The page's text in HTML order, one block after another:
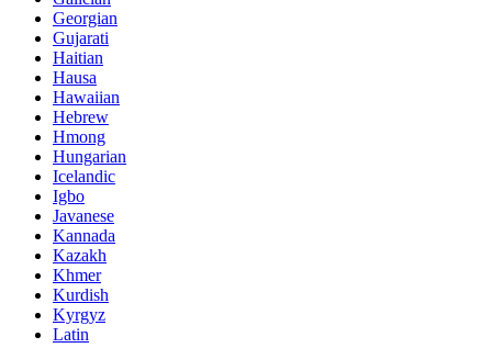
Georgian
Gujarati
Haitian
Hausa
Hawaiian
Hebrew
Hmong
Hungarian
Icelandic
Igbo
Javanese
Kannada
Kazakh
Khmer
Kurdish
Kyrgyz
Latin